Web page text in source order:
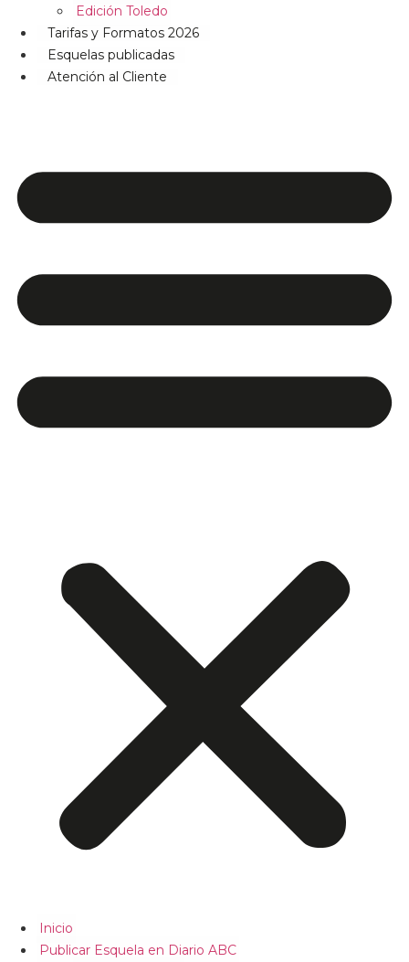
Edición Toledo
Tarifas y Formatos 2026
Esquelas publicadas
Atención al Cliente
Inicio
Publicar Esquela en Diario ABC